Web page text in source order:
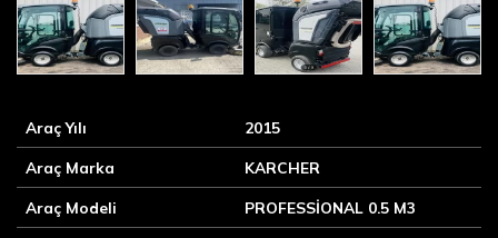
Araç Yılı 2015
Araç Marka KARCHER
Araç Modeli PROFESSİONAL 0.5 M3